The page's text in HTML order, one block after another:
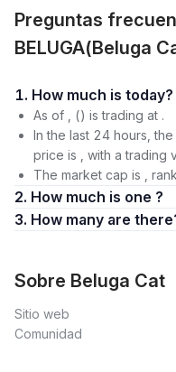
Preguntas
BELUGA(Beluga
1. How much is today?
As of , () is trading at .
In the last 24 hours,
price is , with a trading
The market cap is ,
2. How much is one ?
3. How many are
Sobre Beluga Cat
Sitio web
Comunidad